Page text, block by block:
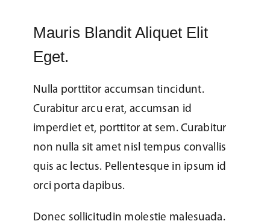
Mauris Blandit Aliquet Elit
Eget.
Nulla porttitor accumsan tincidunt.
Curabitur arcu erat, accumsan id
imperdiet et, porttitor at sem. Curabitur
non nulla sit amet nisl tempus convallis
quis ac lectus. Pellentesque in ipsum id
orci porta dapibus.
Donec sollicitudin molestie malesuada.